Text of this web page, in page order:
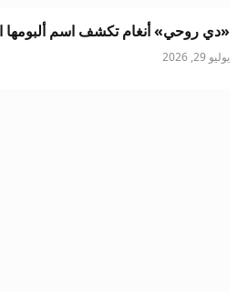
«دي روحي» أنغام تكشف اسم ألبومها
يوليو 29, 2026